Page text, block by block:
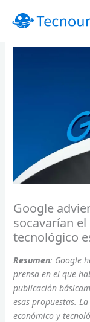
Google
socavarían
tecnológico
Resumen: Google
prensa en el que
publicación
esas propuestas.
económico y